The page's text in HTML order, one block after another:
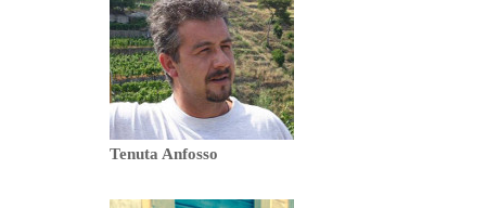
Tenuta Anfosso